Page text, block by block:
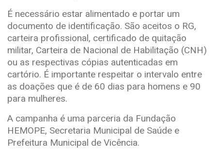
É necessário estar alimentado e portar um
documento de identificação. São aceitos o RG,
carteira profissional, certificado de quitação
militar, Carteira de Nacional de Habilitação (CNH)
ou as respectivas cópias autenticadas em
cartório. É importante respeitar o intervalo entre
as doações que é de 60 dias para homens e 90
para mulheres.
A campanha é uma parceria da Fundação
HEMOPE, Secretaria Municipal de Saúde e
Prefeitura Municipal de Vicência.